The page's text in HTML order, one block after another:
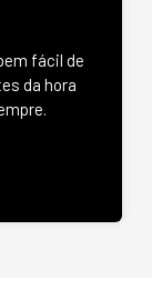
fácil de
da hora